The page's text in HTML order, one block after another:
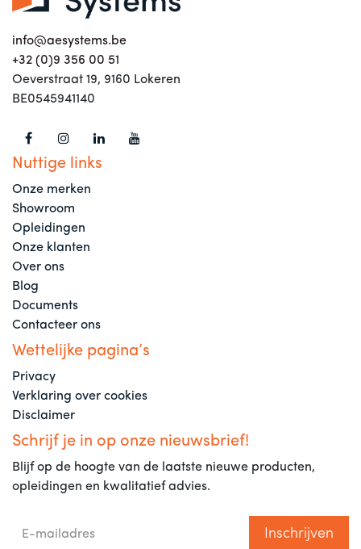
info@aesystems.be
+32 (0)9 356 00 51
Oeverstraat 19, 9160 Lokeren
BE0545941140
Nuttige links
Onze merken
Showroom
Opleidingen
Onze klanten
Over ons
Blog
Documents
Contacteer ons
Wettelijke pagina’s
Privacy
Verklaring over cookies
Disclaimer
Schrijf je in op onze nieuwsbrief!
Blijf op de hoogte van de laatste nieuwe producten,
opleidingen en kwalitatief advies.
Inschrijven